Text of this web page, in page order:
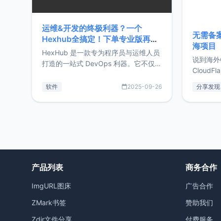
运维&开发的终极利器？一个
Hexhub全搞定！下单专业版再赠
Zdir/OneNav授权
HexHub 是一款专为程序员与运维人员
打造的一站式 DevOps 利器。它不仅支
与常见数据库管理功能。这意味着，在
软件 2025-09-26
无需备
海项目
说到海
防护，
首选，
分享发现
产品列表
ImgURL图床
ZMark书签
Zdir文件分享
商务合作
广告合作
赞助我们
付费服务